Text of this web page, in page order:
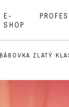
E-
SHOP
BÁBOVKA ZLATÝ